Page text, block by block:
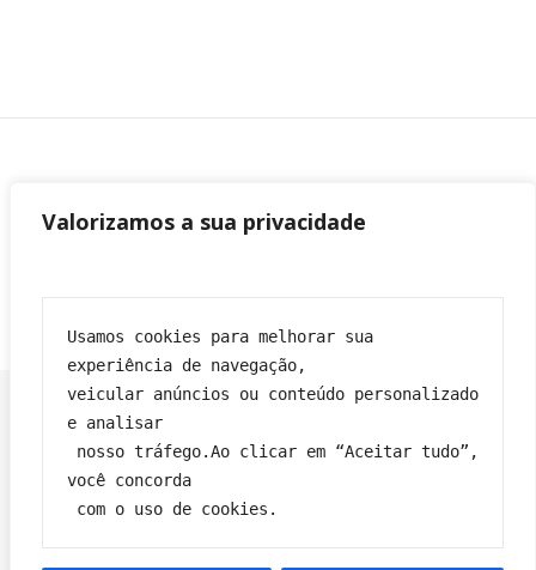
Valorizamos a sua privacidade
Usamos cookies para melhorar sua
experiência de navegação,
veicular anúncios ou conteúdo personalizado
e analisar
você concorda
com o uso de cookies.
Franciane|Tema Bard por WP Royal.
Política de privacidade